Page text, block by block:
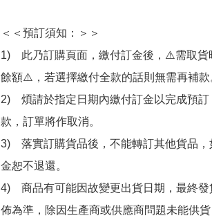
＜＜預訂須知：＞＞
1)　此乃訂購頁面，繳付訂金後，⚠️需取貨
餘額⚠️，若選擇繳付全款的話則無需再補款
2)　煩請於指定日期內繳付訂金以完成預
款，訂單將作取消。
3)　落實訂購貨品後，不能轉訂其他貨品
金恕不退還。
4)　商品有可能因故變更出貨日期，最終
佈為準，除因生產商或供應商問題未能供